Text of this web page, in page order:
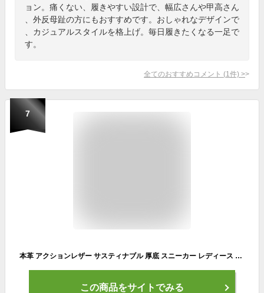
ョン。痛くない、履きやすい設計で、幅広さんや甲高さん
、外反母趾の方にもおすすめです。おしゃれなデザインで
、カジュアルスタイルを格上げ。毎日履きたくなる一足で
す。
全てのおすすめコメント (1 件) >
7
本革 アクションレザー サスティナブル 厚底 スニーカー レディース 厚底スニーカー 7cmヒール ダッドスニーカー 大人 歩きやすい 疲れない 甲高 幅広 グレー 白 おしゃれ きれいめ 通勤 通学
この商品をサイトでみる